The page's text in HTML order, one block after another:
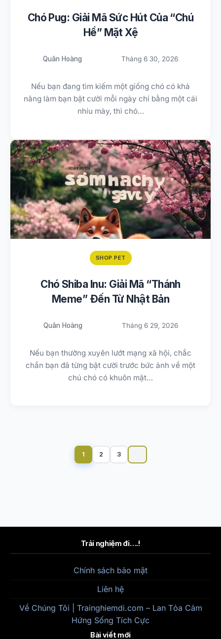
Chó Pug: Giải Mã Sức Hút Của “Chú
Hề” Mặt Xệ
Quân Hoàng Tháng 6 30, 2026
Nếu bạn đang tìm kiếm một giống chó có khả
năng làm bạn bật cười mỗi ngày chỉ bằng một cái
nhíu mày, thì chó…
SHOP PET
Chó Shiba Inu: Giải Mã “Thánh
Meme” Đến Từ Nhật Bản
Quân Hoàng Tháng 6 29, 2026
Nếu bạn thường xuyên lướt mạng xã hội, chắc
chắn bạn đã từng bật cười trước bức ảnh về một
chú chó có khuôn mặt…
trang
1 2 3
Trải nghiệm đi….!
Chính sách bảo mật
Liên hệ
Về Chúng Tôi | Trainghiemdi.com – Lan Tỏa Cảm
Hứng Sống Tích Cực
Bài viết mới